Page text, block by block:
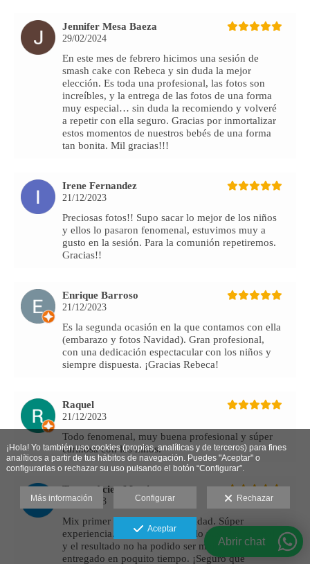
Jennifer Mesa Baeza
29/02/2024
En este mes de febrero hicimos una sesión de
smash cake con Rebeca y sin duda la mejor
elección. Es toda una profesional, las fotos son
increíbles, y la entrega de las fotos de una forma
muy especial… sin duda la recomiendo y volveré
a repetir con ella seguro. Gracias por inmortalizar
estos momentos de nuestros bebés de una forma
tan bonita. Mil gracias!!!
Irene Fernandez
21/12/2023
Preciosas fotos!! Supo sacar lo mejor de los niños
y ellos lo pasaron fenomenal, estuvimos muy a
gusto en la sesión. Para la comunión repetiremos.
Gracias!!
Enrique Barroso
21/12/2023
Es la segunda ocasión en la que contamos con ella
(embarazo y fotos Navidad). Gran profesional,
con una dedicación espectacular con los niños y
siempre dispuesta. ¡Gracias Rebeca!
Raquel
21/12/2023
Todo fenomenal, muy buena profesional y súper
cariñosa con los niños.
Teresa Acien Martin
20/12/2023
Mix primer Cumpleaños - Navidad. Súper
experiencia. Nuestro peque se lo pasó fenomenal
y el resultado no ha podido ser mejor. Todo
entregado en poquito tiempo. ¡Seguro que
¡Hola! Yo también uso cookies (propias, analíticas y de terceros) para fines
analíticos a partir de tus hábitos de navegación. Puedes "Aceptar" o
configurarlas o rechazar su uso pulsando el botón “Configurar”.
Más información Configurar Rechazar
Aceptar
Abrir chat